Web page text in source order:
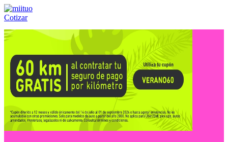
Cotizar
Llámanos al:(55) 84-21-05-00 ó